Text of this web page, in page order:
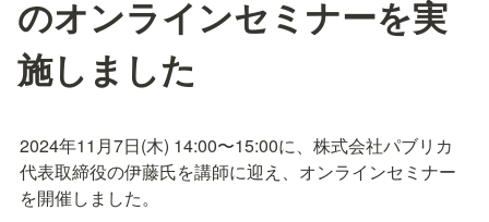
のオンラインセミナーを実
施しました
2024年11月7日(木) 14:00〜15:00に、株式会社パブリカ
代表取締役の伊藤氏を講師に迎え、オンラインセミナー
を開催しました。